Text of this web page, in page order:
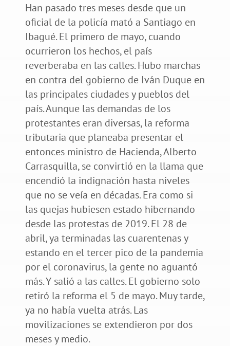
Han pasado tres meses desde que un
oficial de la policía mató a Santiago en
Ibagué. El primero de mayo, cuando
ocurrieron los hechos, el país
reverberaba en las calles. Hubo marchas
en contra del gobierno de Iván Duque en
las principales ciudades y pueblos del
país. Aunque las demandas de los
protestantes eran diversas, la reforma
tributaria que planeaba presentar el
entonces ministro de Hacienda, Alberto
Carrasquilla, se convirtió en la llama que
encendió la indignación hasta niveles
que no se veía en décadas. Era como si
las quejas hubiesen estado hibernando
desde las protestas de 2019. El 28 de
abril, ya terminadas las cuarentenas y
estando en el tercer pico de la pandemia
por el coronavirus, la gente no aguantó
más. Y salió a las calles. El gobierno solo
retiró la reforma el 5 de mayo. Muy tarde,
ya no había vuelta atrás. Las
movilizaciones se extendieron por dos
meses y medio.